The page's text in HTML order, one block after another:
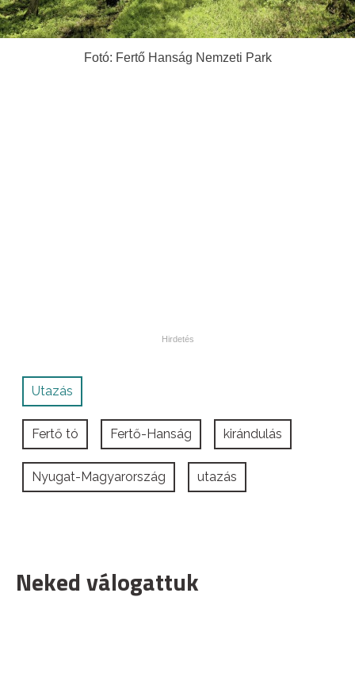
Fotó: Fertő Hanság Nemzeti Park
Utazás
Fertő tó Fertő-Hanság kirándulás
Nyugat-Magyarország utazás
Neked válogattuk